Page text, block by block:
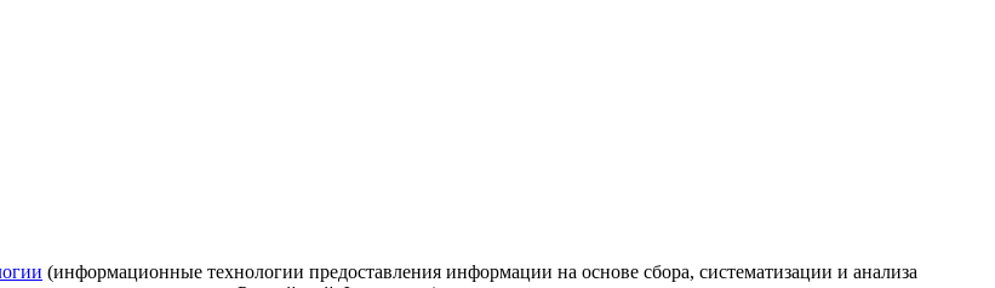
(информационные технологии предоставления информации на основе сбора, систематизации и анализа